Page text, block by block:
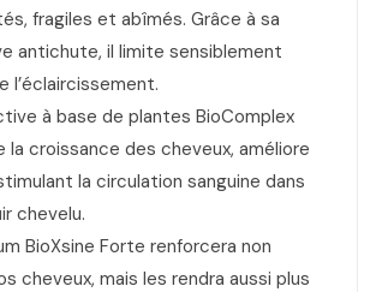
fragiles et abîmés. Grâce à sa
antichute, il limite sensiblement
l’éclaircissement.
à base de plantes BioComplex
la croissance des cheveux, améliore
la circulation sanguine dans
chevelu.
BioXsine Forte renforcera non
cheveux, mais les rendra aussi plus